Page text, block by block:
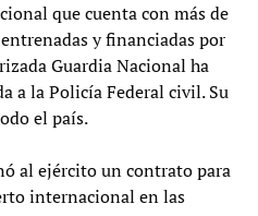
que cuenta con más de
y financiadas por
Guardia Nacional ha
a la Policía Federal civil. Su
el país.
al ejército un contrato para
internacional en las